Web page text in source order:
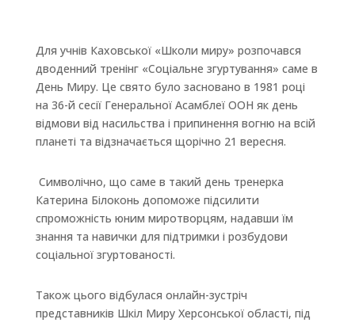
Для учнів Каховської «Школи миру» розпочався
дводенний тренінг «Соціальне згуртування» саме в
День Миру. Це свято було засновано в 1981 році
на 36-й сесії Генеральної Асамблеї ООН як день
відмови від насильства і припинення вогню на всій
планеті та відзначається щорічно 21 вересня.
Символічно, що саме в такий день тренерка
Катерина Білоконь допоможе підсилити
спроможність юним миротворцям, надавши їм
знання та навички для підтримки і розбудови
соціальної згуртованості.
Також цього відбулася онлайн-зустріч
представників Шкіл Миру Херсонської області, під